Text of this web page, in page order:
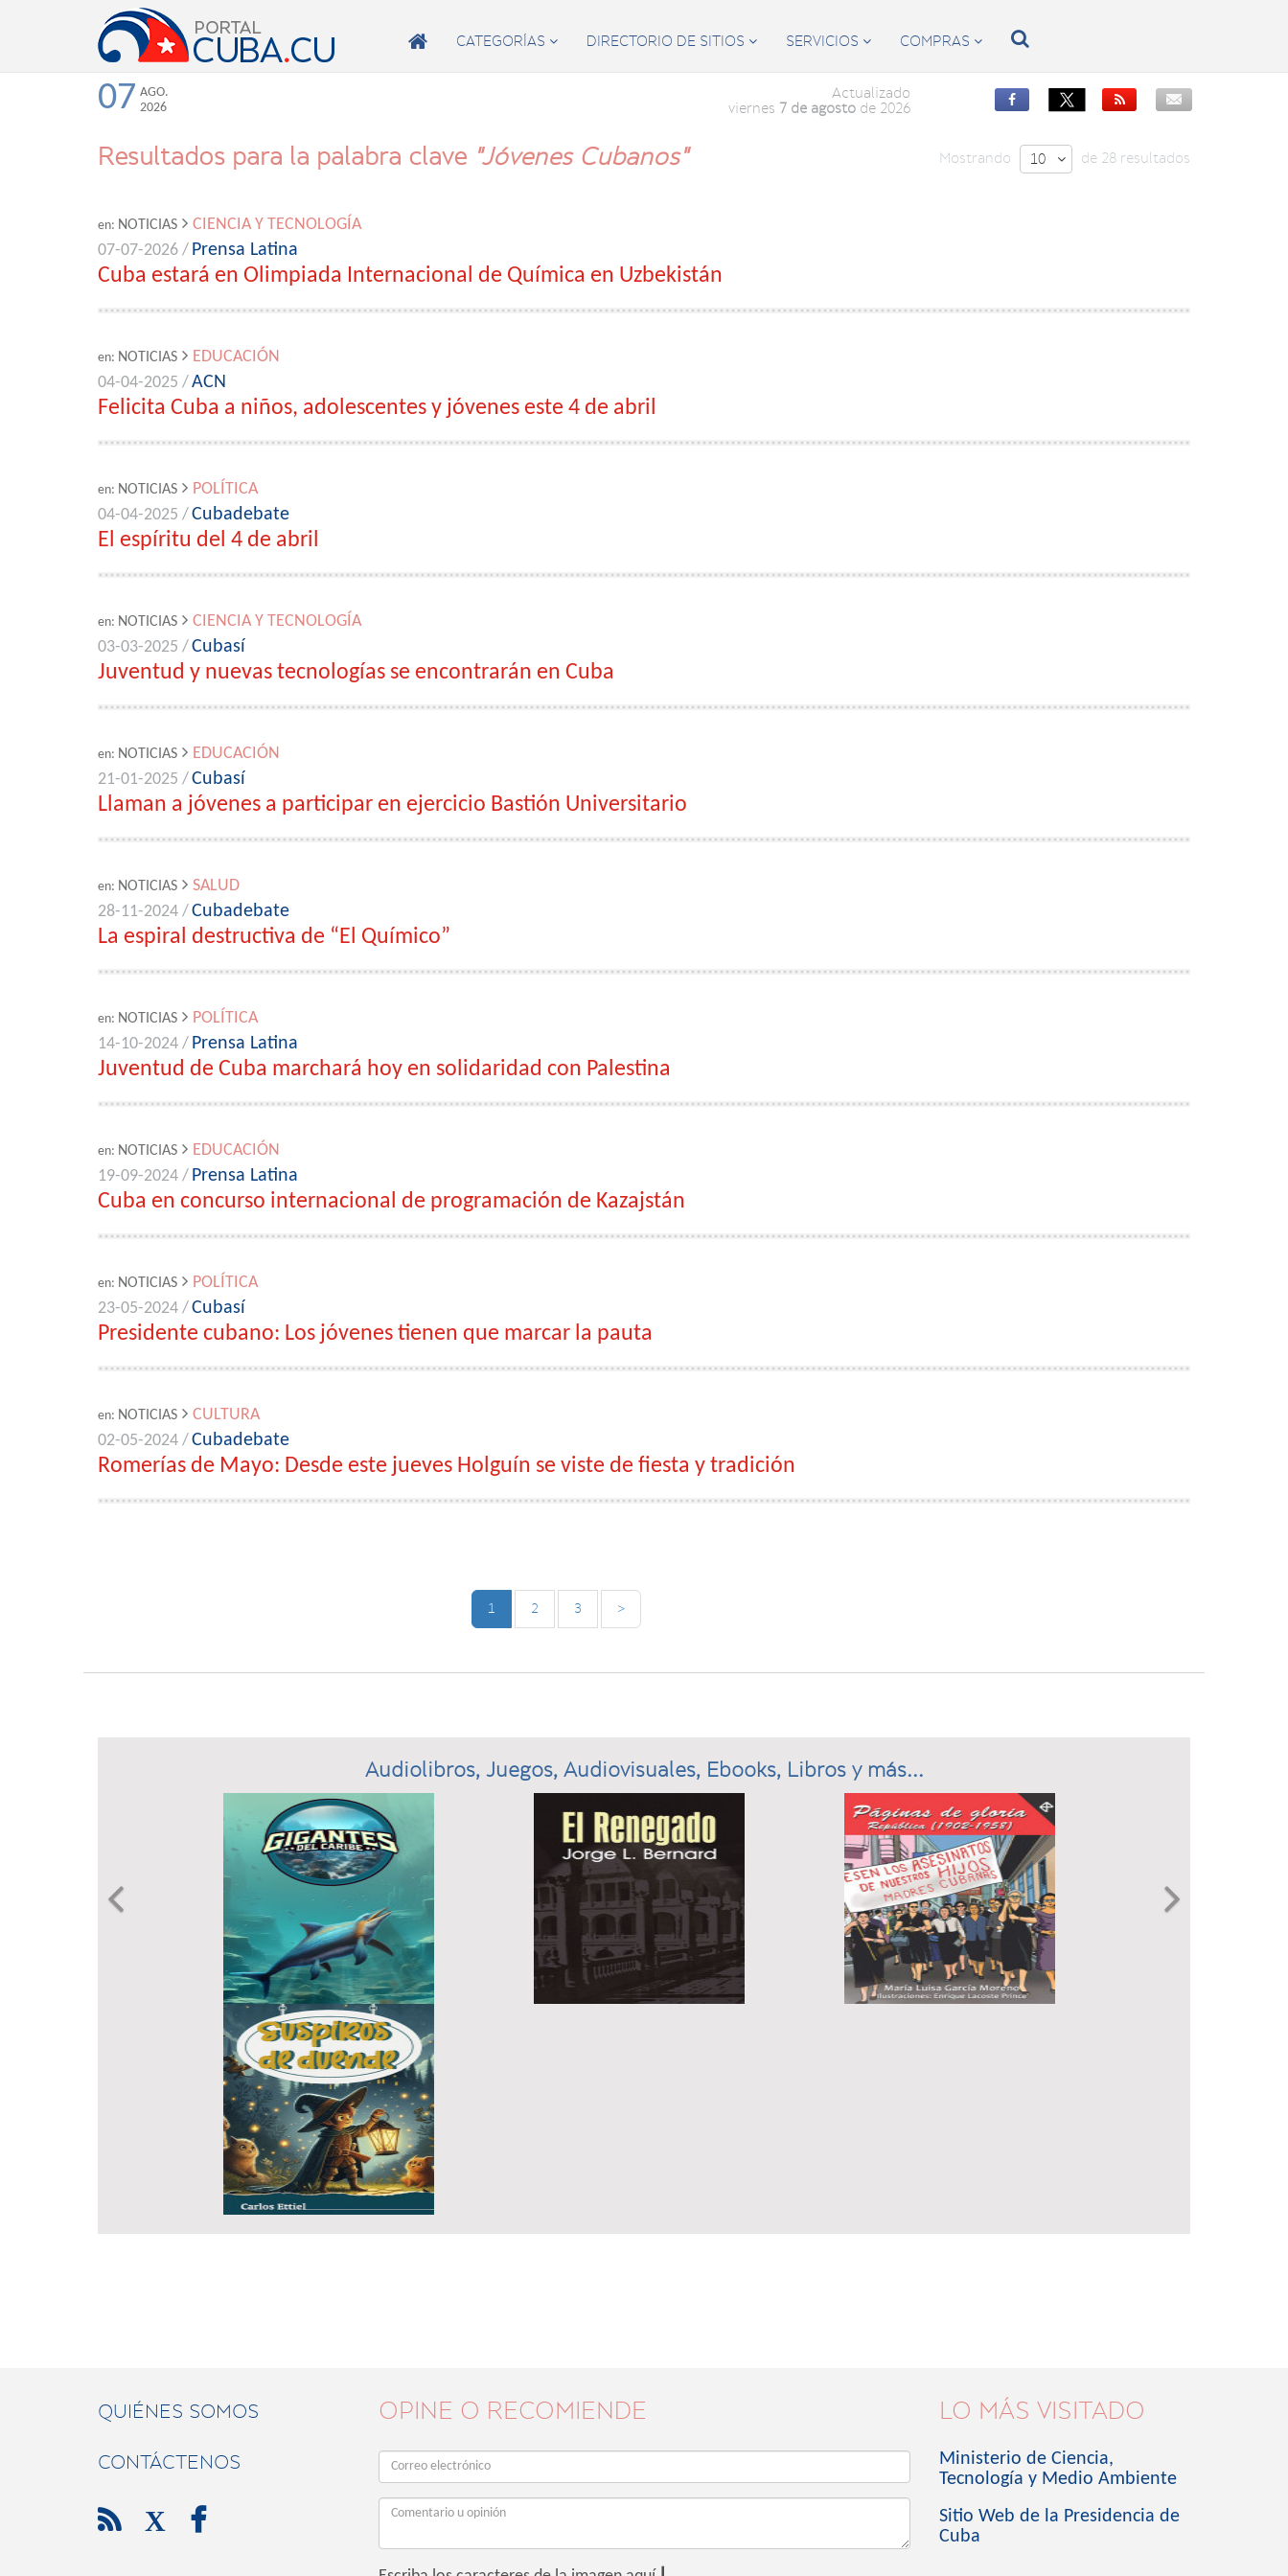
 CATEGORÍAS  DIRECTORIO DE SITIOS  SERVICIOS  COMPRAS  
07 AGO.
2026
Actualizado
viernes 7 de agostode 2026


Resultados para la palabra clave "Jóvenes Cubanos" Mostrando 10  de 28 resultados
en: NOTICIAS
CIENCIA Y TECNOLOGÍA
07-07-2026 / Prensa Latina
Cuba estará en Olimpiada Internacional de Química en Uzbekistán
en: NOTICIAS
EDUCACIÓN
04-04-2025 /ACN
Felicita Cuba a niños, adolescentes y jóvenes este 4 de abril
en: NOTICIAS
POLÍTICA
04-04-2025 /Cubadebate
El espíritu del 4 de abril
en: NOTICIAS
CIENCIA Y TECNOLOGÍA
03-03-2025 /Cubasí
Juventud y nuevas tecnologías se encontrarán en Cuba
en: NOTICIAS
EDUCACIÓN
21-01-2025 /Cubasí
Llaman a jóvenes a participar en ejercicio Bastión Universitario
en: NOTICIAS
SALUD
28-11-2024 /Cubadebate
La espiral destructiva de “El Químico”
en: NOTICIAS
POLÍTICA
14-10-2024 / Prensa Latina
Juventud de Cuba marchará hoy en solidaridad con Palestina
en: NOTICIAS
EDUCACIÓN
19-09-2024 / Prensa Latina
Cuba en concurso internacional de programación de Kazajstán
en: NOTICIAS
POLÍTICA
23-05-2024 /Cubasí
Presidente cubano: Los jóvenes tienen que marcar la pauta
en: NOTICIAS
CULTURA
02-05-2024 /Cubadebate
Romerías de Mayo: Desde este jueves Holguín se viste de fiesta y tradición
1 2 3 >
Audiolibros, Juegos, Audiovisuales, Ebooks, Libros y más...
Previous 
QUIÉNES SOMOS
CONTÁCTENOS
 X 
OPINE O RECOMIENDE LO MÁS VISITADO
Ministerio de Ciencia,
Tecnología y Medio Ambiente
Sitio Web de la Presidencia de
Cuba